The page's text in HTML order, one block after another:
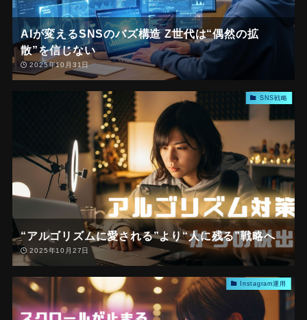
AIが変えるSNSのバズ構造 Z世代は“偶然の拡
散”を信じない
2025年10月31日
SNS戦略
“アルゴリズムに愛される”より“人に残る”戦略へ
2025年10月27日
Instagram運用